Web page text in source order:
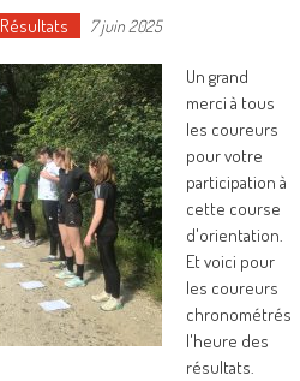
Résultats 7 juin 2025
Un grand
merci à tous
les coureurs
pour votre
participation à
cette course
d'orientation.
Et voici pour
les coureurs
chronométrés
l'heure des
résultats.